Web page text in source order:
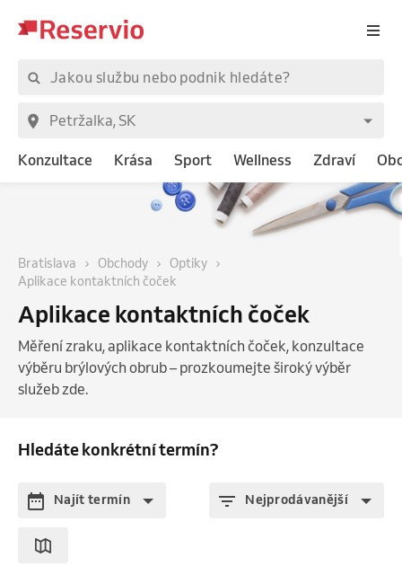
Konzultace Krása Sport Wellness Zdraví
Bratislava Obchody
Optiky
Aplikace kontaktních čoček
Aplikace kontaktních čoček
Měření zraku, aplikace kontaktních čoček, konzultace
výběru brýlových obrub – prozkoumejte široký výběr
služeb zde.
Hledáte konkrétní termín?
Najít termín Nejprodávanější